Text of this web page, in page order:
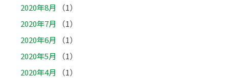
2020年8月
（1）
2020年7月
（1）
2020年6月
（1）
2020年5月
（1）
2020年4月
（1）